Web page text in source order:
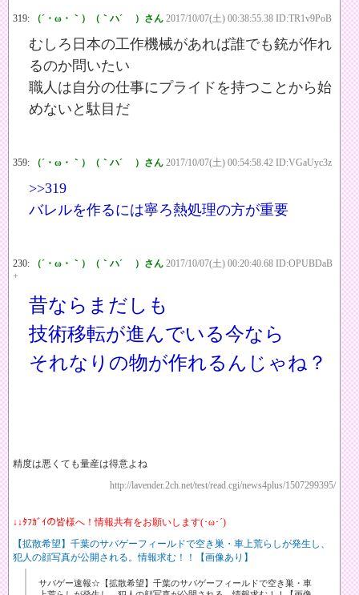
319: （´・ω・｀）（｀ハ´ ）さん 2017/10/07(土) 00:38:55.38 ID:TR1v9PoB
むしろ日本の工作機械があれば誰でも銃が作れ
るのか問いたい
職人は自分の仕事にプライドを持つことから始
めないと駄目だ
359: （´・ω・｀）（｀ハ´ ）さん 2017/10/07(土) 00:54:58.42 ID:VGaUyc3z
>>319
バレルを作るには寧ろ熱処理の方が重要
230: （´・ω・｀）（｀ハ´ ）さん 2017/10/07(土) 00:20:40.68 ID:OPUBDaB
+
昔ならまだしも
技術移転が進んでいる今なら
それなりの物が作れるんじゃね？
精度は悪くても量産は得意よね
http://lavender.2ch.net/test/read.cgi/news4plus/1507299395/
↓↓ﾀﾌｶﾞｲの皆様へ！情報共有をお願いします(･ω･´)
【拡散希望】千葉のサバゲーフィールドで空き巣・車上荒らしが発生し、
犯人の顔写真が公開される。情報求む！！【画像あり】
サバゲー速報☆【拡散希望】千葉のサバゲーフィールドで空き巣・車